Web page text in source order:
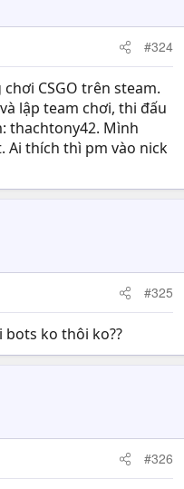
#324
CSGO trên steam.
lập team chơi, thi đấu
thachtony42. Mình
Ai thích thì pm vào nick
#325
bots ko thôi ko??
#326